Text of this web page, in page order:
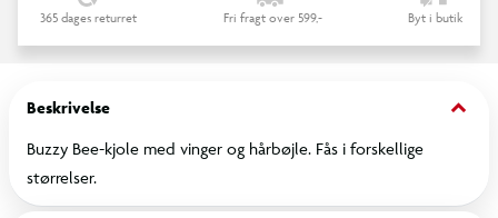
365 dages returret Fri fragt over 599,- Byt i butik
Beskrivelse keyboard_arrow_down
Buzzy Bee-kjole med vinger og hårbøjle. Fås i forskellige
størrelser.